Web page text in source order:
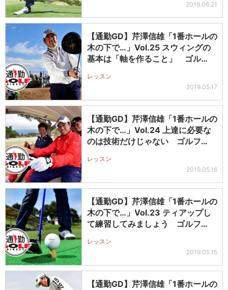
2019.06.21
【通勤GD】芹澤信雄「1番ホールの
木の下で…」Vol.25 スウィングの
基本は「軸を作ること」 ゴル…
レッスン
2019.05.17
【通勤GD】芹澤信雄「1番ホールの
木の下で…」Vol.24 上達に必要な
のは技術だけじゃない ゴルフ…
レッスン
2019.05.16
【通勤GD】芹澤信雄「1番ホールの
木の下で…」Vol.23 ティアップし
て練習してみましょう ゴルフ…
レッスン
2019.05.15
【通勤GD】芹澤信雄「1番ホールの